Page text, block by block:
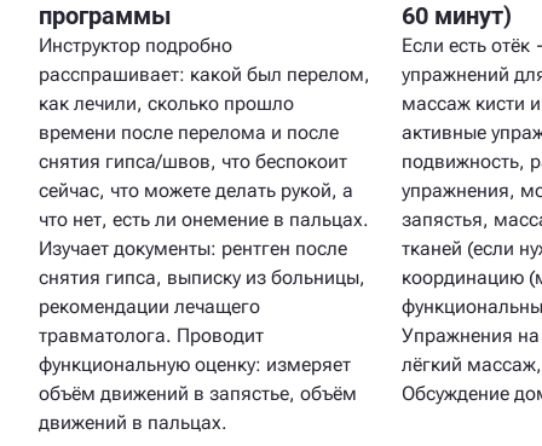
программы
Инструктор подробно
расспрашивает: какой был перелом,
как лечили, сколько прошло
времени после перелома и после
снятия гипса/швов, что беспокоит
сейчас, что можете делать рукой, а
что нет, есть ли онемение в пальцах.
Изучает документы: рентген после
снятия гипса, выписку из больницы,
рекомендации лечащего
травматолога. Проводит
функциональную оценку: измеряет
объём движений в запястье, объём
движений в пальцах.
60 минут)
Если есть
упражнений
массаж кисти
активные
подвижность,
упражнения,
запястья,
тканей (если
координацию
Упражнения
лёгкий
Обсуждение